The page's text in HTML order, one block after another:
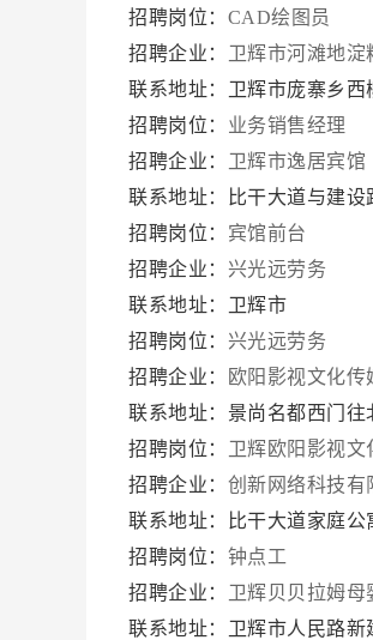
招聘岗位： CAD绘图员
招聘企业： 卫辉市河滩地淀
联系地址：卫辉市庞寨乡西
招聘岗位： 业务销售经理
招聘企业： 卫辉市逸居宾馆
联系地址：比干大道与建设
招聘岗位： 宾馆前台
招聘企业： 兴光远劳务
联系地址：卫辉市
招聘岗位： 兴光远劳务
招聘企业：
欧阳影视文化传
联系地址：景尚名都西门往
招聘岗位： 卫辉欧阳影视文
招聘企业： 创新网络科技有
联系地址：比干大道家庭公
招聘岗位： 钟点工
招聘企业： 卫辉贝贝拉姆母
联系地址：卫辉市人民路新